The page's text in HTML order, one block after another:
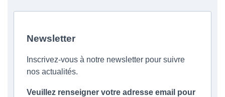
Newsletter
Inscrivez-vous à notre newsletter pour suivre
nos actualités.
Veuillez renseigner votre adresse email pour